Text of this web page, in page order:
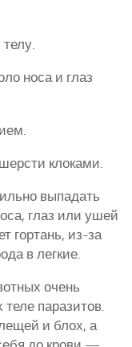
носа и глаз
клоками.
выпадать
глаз или ушей
гортань, из-за
в легкие.
очень
паразитов.
и блох, а